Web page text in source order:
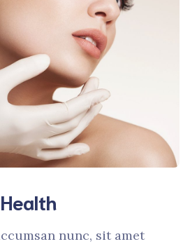
nunc, sit amet